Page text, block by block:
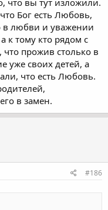
что вы тут изложили.
Бог есть Любовь,
в любви и уважении
к тому кто рядом с
прожив столько в
уже своих детей, а
что есть Любовь.
в замен.
#186